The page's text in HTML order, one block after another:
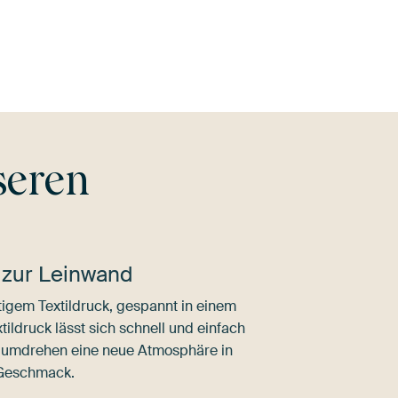
Leinwand
Textildruck, gespannt in einem
lässt sich schnell und einfach
eine neue Atmosphäre in